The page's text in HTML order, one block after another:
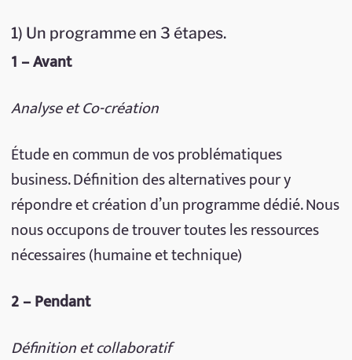
1) Un programme en 3 étapes.
1 – Avant
Analyse et Co-création
Étude en commun de vos problématiques
business. Définition des alternatives pour y
répondre et création d’un programme dédié. Nous
nous occupons de trouver toutes les ressources
nécessaires (humaine et technique)
2 – Pendant
Définition et collaboratif